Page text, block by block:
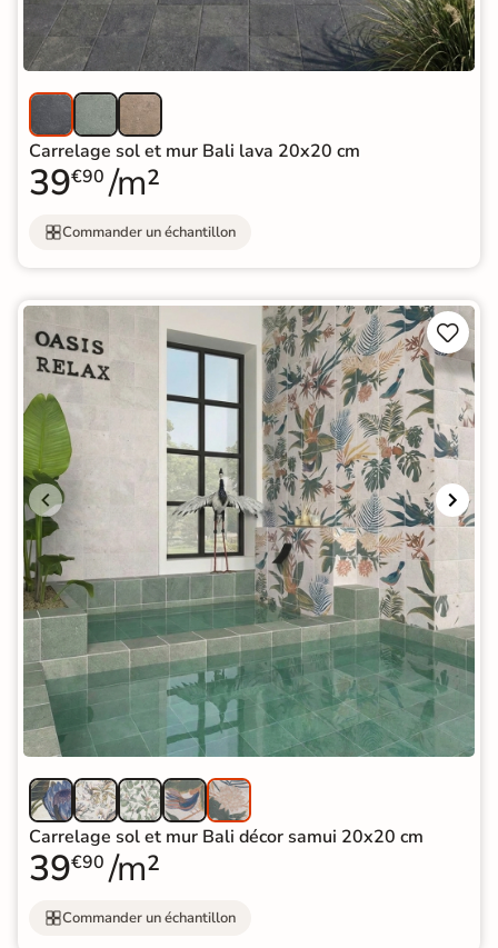
Carrelage sol et mur Bali lava 20x20 cm
39€90 /m²
Commander un échantillon


Carrelage sol et mur Bali décor samui 20x20 cm
39€90 /m²
Commander un échantillon